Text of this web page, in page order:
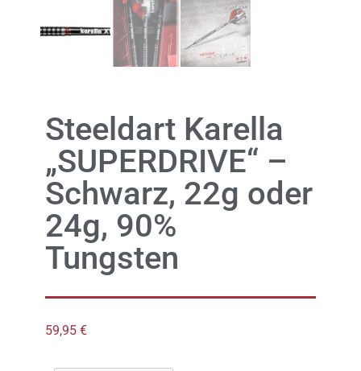
Steeldart Karella
„SUPERDRIVE“ –
Schwarz, 22g oder
24g, 90%
Tungsten
59,95 €